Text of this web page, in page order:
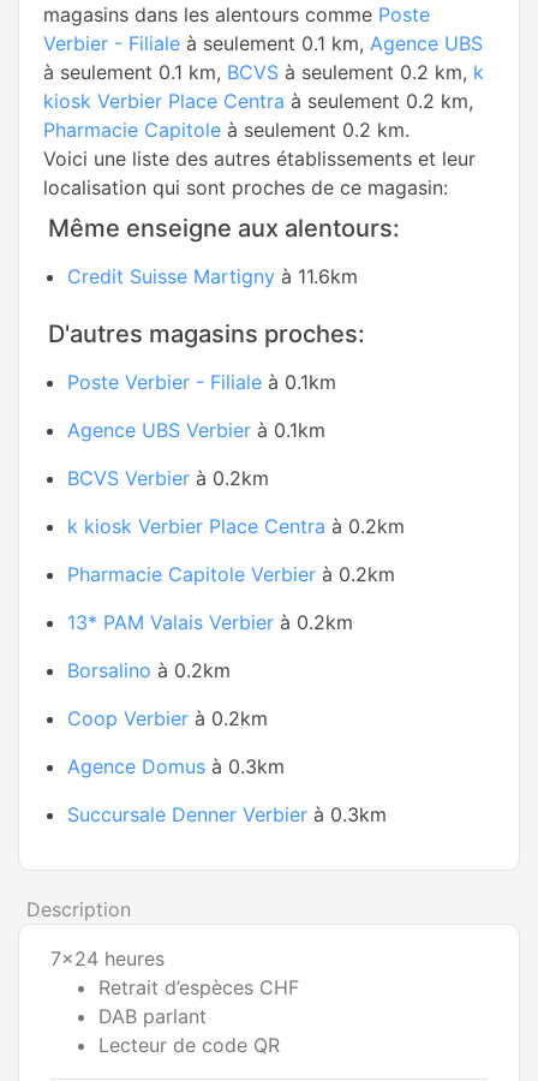
magasins dans les alentours comme Poste
Verbier - Filiale à seulement 0.1 km, Agence UBS
à seulement 0.1 km, BCVS à seulement 0.2 km, k
kiosk Verbier Place Centra à seulement 0.2 km,
Pharmacie Capitole à seulement 0.2 km.
Voici une liste des autres établissements et leur
localisation qui sont proches de ce magasin:
Même enseigne aux alentours:
Credit Suisse Martigny à 11.6km
D'autres magasins proches:
Poste Verbier - Filiale à 0.1km
Agence UBS Verbier à 0.1km
BCVS Verbier à 0.2km
k kiosk Verbier Place Centra à 0.2km
Pharmacie Capitole Verbier à 0.2km
13* PAM Valais Verbier à 0.2km
Borsalino à 0.2km
Coop Verbier à 0.2km
Agence Domus à 0.3km
Succursale Denner Verbier à 0.3km
Description
7x24 heures
Retrait d’espèces CHF
DAB parlant
Lecteur de code QR